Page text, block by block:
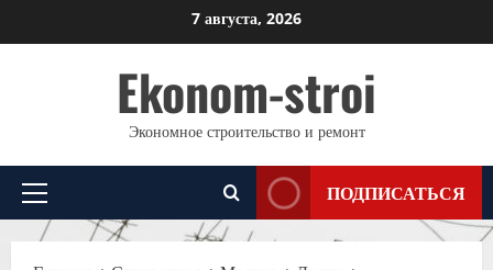
к
7 августа, 2026
Ekonom-stroi
Экономное строительство и ремонт
Основное
меню
ПОДПИСАТЬСЯ